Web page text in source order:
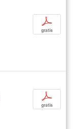
p
gratis
p
gratis